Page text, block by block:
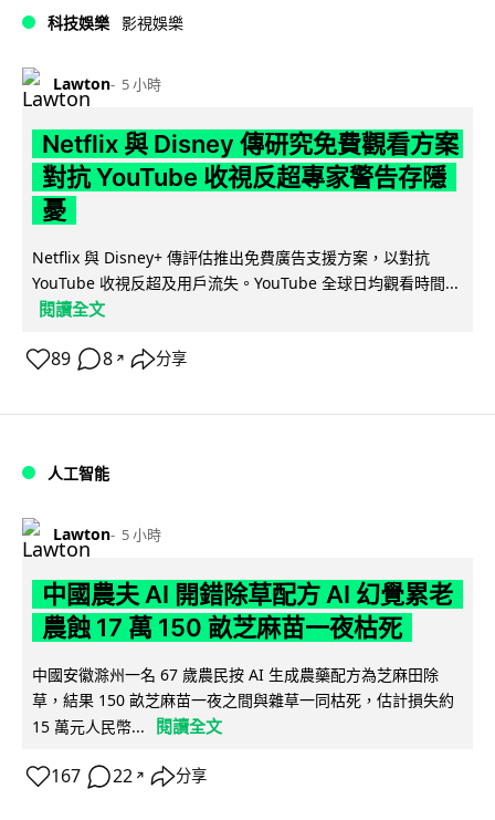
科技娛樂 影視娛樂
Lawton 5 小時
Netflix 與 Disney 傳研究免費觀看方案
對抗 YouTube 收視反超專家警告存隱
憂
Netflix 與 Disney+ 傳評估推出免費廣告支援方案，以對抗
YouTube 收視反超及用戶流失。YouTube 全球日均觀看時間...
閱讀全文
89 8 ↗ 分享
人工智能
Lawton 5 小時
中國農夫 AI 開錯除草配方 AI 幻覺累老
農蝕 17 萬 150 畝芝麻苗一夜枯死
中國安徽滁州一名 67 歲農民按 AI 生成農藥配方為芝麻田除
草，結果 150 畝芝麻苗一夜之間與雜草一同枯死，估計損失約
15 萬元人民幣...
閱讀全文
167 22 ↗ 分享